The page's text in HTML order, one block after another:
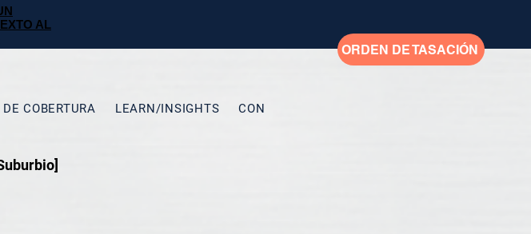
ORDEN DE TASACIÓN
AL
COBERTURA LEARN/INSIGHTS CONTACTO